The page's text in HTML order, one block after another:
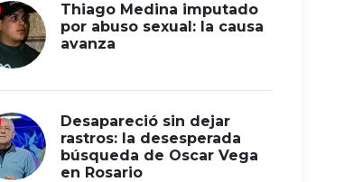
Thiago Medina imputado
por abuso sexual: la causa
avanza
Desapareció sin dejar
rastros: la desesperada
búsqueda de Oscar Vega
en Rosario